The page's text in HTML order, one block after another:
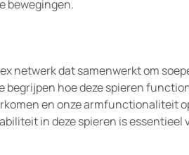
bewegingen.
netwerk dat samenwerkt om
begrijpen hoe deze spieren
en onze armfunctionaliteit
in deze spieren is essentieel